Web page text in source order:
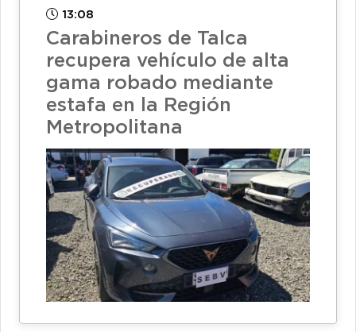
13:08
Carabineros de Talca
recupera vehículo de alta
gama robado mediante
estafa en la Región
Metropolitana